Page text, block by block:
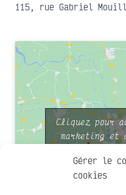
Gérer le
cookies
115, rue Gabriel
Cliquez pour
marketing et